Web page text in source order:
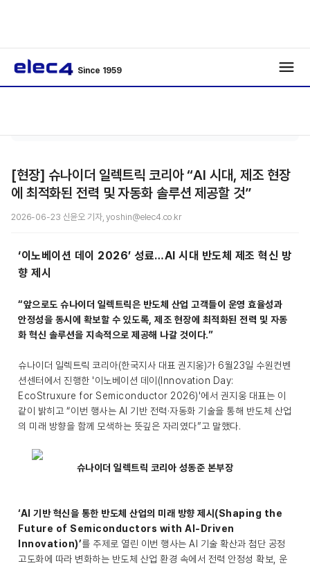
Since 1959
[현장] 슈나이더 일렉트릭 코리아 “AI 시대, 제조 현장
에 최적화된 전력 및 자동화 솔루션 제공할 것”
2026-06-23 신윤오 기자, yoshin@elec4.co.kr
‘이노베이션 데이 2026’ 성료…AI 시대 반도체 제조 혁신 방
향 제시
“앞으로도 슈나이더 일렉트릭은 반도체 산업 고객들이 운영 효율성과
안정성을 동시에 확보할 수 있도록, 제조 현장에 최적화된 전력 및 자동
화 혁신 솔루션을 지속적으로 제공해 나갈 것이다.”
슈나이더 일렉트릭 코리아(한국지사 대표 권지웅)가 6월23일 수원컨벤
션센터에서 진행한 '이노베이션 데이(Innovation Day:
EcoStruxure for Semiconductor 2026)'에서 권지웅 대표는 이
같이 밝히고 “이번 행사는 AI 기반 전력·자동화 기술을 통해 반도체 산업
의 미래 방향을 함께 모색하는 뜻깊은 자리였다”고 말했다.
슈나이더 일렉트릭 코리아 성동준 본부장
‘AI 기반 혁신을 통한 반도체 산업의 미래 방향 제시(Shaping the
Future of Semiconductors with AI-Driven
Innovation)’를 주제로 열린 이번 행사는 AI 기술 확산과 첨단 공정
고도화에 따라 변화하는 반도체 산업 환경 속에서 전력 안정성 확보, 운